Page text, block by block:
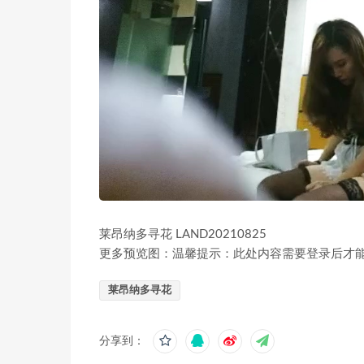
莱昂纳多寻花 LAND20210825
更多预览图：温馨提示：此处内容需要登录后才
莱昂纳多寻花
分享到：